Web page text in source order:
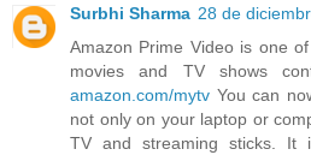
Surbhi Sharma 28 de
Amazon Prime Video is one
movies and TV shows
amazon.com/mytv You can
not only on your laptop or
TV and streaming sticks.